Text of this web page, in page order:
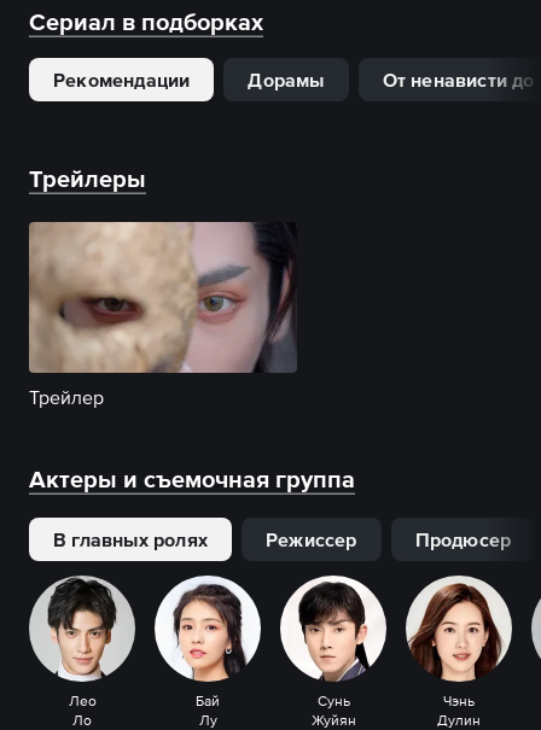
Сериал в подборках
Рекомендации Дорамы От ненависти
Трейлеры
Трейлер
Актеры и съемочная группа
В главных ролях Режиссер Продюсер
Лео
Ло
Бай
Лу
Сунь
Жуйян
Чэнь
Дулин